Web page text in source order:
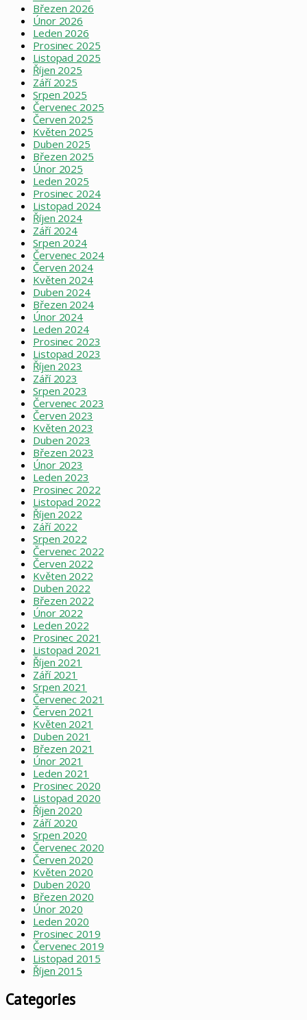
Březen 2026
Únor 2026
Leden 2026
Prosinec 2025
Listopad 2025
Říjen 2025
Září 2025
Srpen 2025
Červenec 2025
Červen 2025
Květen 2025
Duben 2025
Březen 2025
Únor 2025
Leden 2025
Prosinec 2024
Listopad 2024
Říjen 2024
Září 2024
Srpen 2024
Červenec 2024
Červen 2024
Květen 2024
Duben 2024
Březen 2024
Únor 2024
Leden 2024
Prosinec 2023
Listopad 2023
Říjen 2023
Září 2023
Srpen 2023
Červenec 2023
Červen 2023
Květen 2023
Duben 2023
Březen 2023
Únor 2023
Leden 2023
Prosinec 2022
Listopad 2022
Říjen 2022
Září 2022
Srpen 2022
Červenec 2022
Červen 2022
Květen 2022
Duben 2022
Březen 2022
Únor 2022
Leden 2022
Prosinec 2021
Listopad 2021
Říjen 2021
Září 2021
Srpen 2021
Červenec 2021
Červen 2021
Květen 2021
Duben 2021
Březen 2021
Únor 2021
Leden 2021
Prosinec 2020
Listopad 2020
Říjen 2020
Září 2020
Srpen 2020
Červenec 2020
Červen 2020
Květen 2020
Duben 2020
Březen 2020
Únor 2020
Leden 2020
Prosinec 2019
Červenec 2019
Listopad 2015
Říjen 2015
Categories